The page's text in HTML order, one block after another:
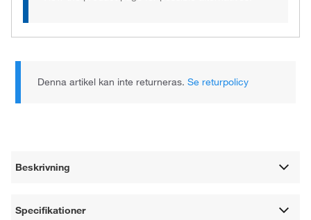
Denna artikel kan inte returneras.Se returpolicy
Beskrivning
Specifikationer